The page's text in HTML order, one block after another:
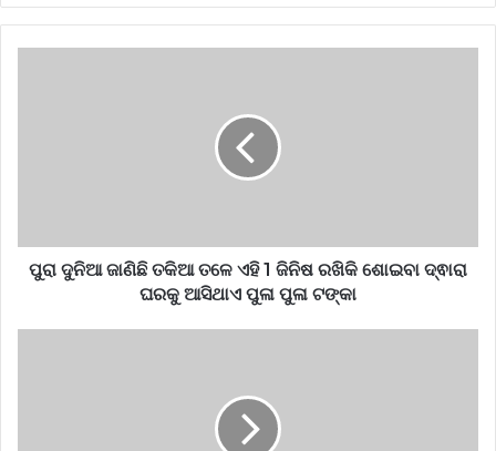
ପୁରା ଦୁନିଆ ଜାଣିଛି ତକିଆ ତଳେ ଏହି 1 ଜିନିଷ ରଖିକି ଶୋଇବା ଦ୍ଵାରା
ଘରକୁ ଆସିଥାଏ ପୁଳା ପୁଳା ଟଙ୍କା